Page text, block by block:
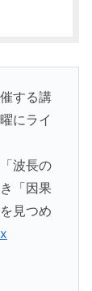
する講
にライ
波長の
「因果
見つめ